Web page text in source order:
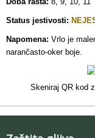
Status jestivosti:
Napomena: Vrlo je
narančasto-oker boje.
Skeniraj QR kod